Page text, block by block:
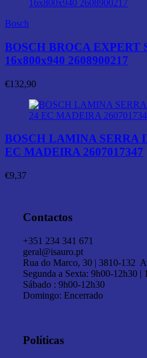
Bosch
BOSCH BROCA EXPERT
16x800x940 2608900217
€132,90
BOSCH LAMINA SERRA
EC MADEIRA 2607017347
€9,37
Contactos
+351 234 341 671
geral@isauro.pt
Rua do Marco, 30 | 3810-132
Segunda a Sexta: 9h00-12h30 |
Sábado : 9h00-12h30
Domingo: Encerrado
Políticas